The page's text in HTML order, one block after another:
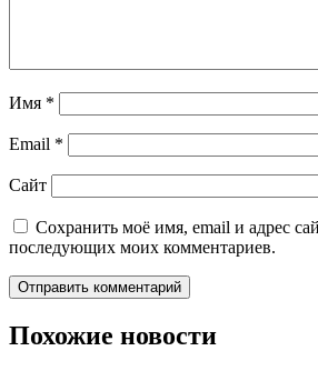
Имя *
Email *
Сайт
Сохранить моё имя, email и адрес
последующих моих комментариев.
Похожие новости